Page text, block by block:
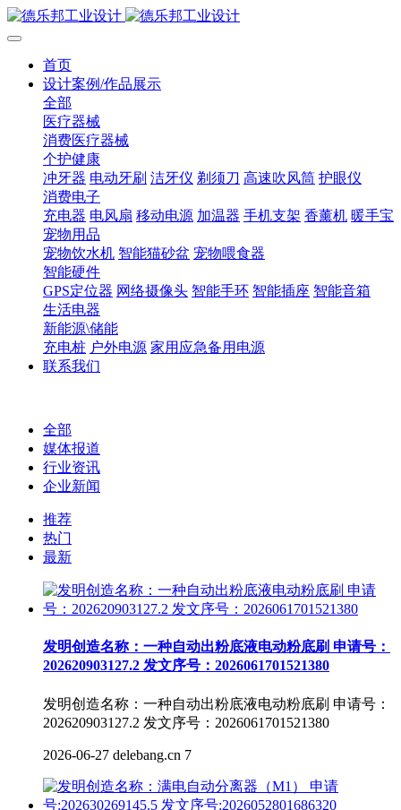
首页
设计案例/作品展示
全部
医疗器械
消费医疗器械
个护健康
冲牙器 电动牙刷 洁牙仪 剃须刀 高速吹风筒 护眼仪
消费电子
充电器 电风扇 移动电源 加温器 手机支架 香薰机 暖手宝
宠物用品
宠物饮水机 智能猫砂盆 宠物喂食器
智能硬件
GPS定位器 网络摄像头 智能手环 智能插座 智能音箱
生活电器
新能源\储能
充电桩 户外电源 家用应急备用电源
联系我们
全部
媒体报道
行业资讯
企业新闻
推荐
热门
最新
发明创造名称：一种自动出粉底液电动粉底刷 申请号：
202620903127.2 发文序号：2026061701521380
发明创造名称：一种自动出粉底液电动粉底刷 申请号：
202620903127.2 发文序号：2026061701521380
2026-06-27 delebang.cn 7